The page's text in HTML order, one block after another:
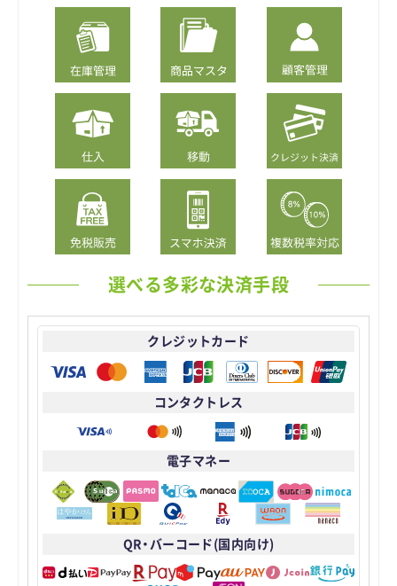
選べる多彩な決済手段
クレジットカード
コンタクトレス
電子マネー
QR・バーコード(国内向け)